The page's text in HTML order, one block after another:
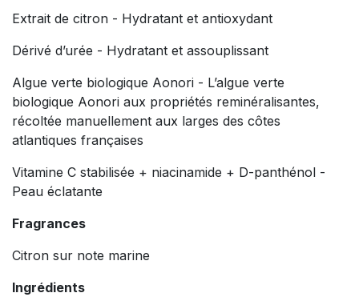
Extrait de citron - Hydratant et antioxydant
Dérivé d’urée - Hydratant et assouplissant
Algue verte biologique Aonori - L’algue verte
biologique Aonori aux propriétés reminéralisantes,
récoltée manuellement aux larges des côtes
atlantiques françaises
Vitamine C stabilisée + niacinamide + D-panthénol -
Peau éclatante
Fragrances
Citron sur note marine
Ingrédients